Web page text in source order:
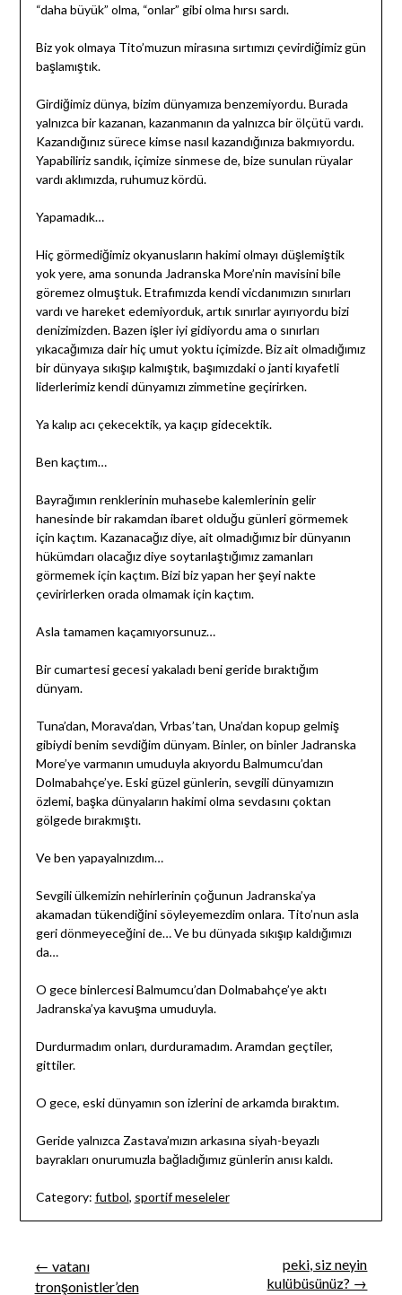
“daha büyük” olma, “onlar” gibi olma hırsı sardı.
Biz yok olmaya Tito’muzun mirasına sırtımızı çevirdiğimiz gün
başlamıştık.
Girdiğimiz dünya, bizim dünyamıza benzemiyordu. Burada
yalnızca bir kazanan, kazanmanın da yalnızca bir ölçütü vardı.
Kazandığınız sürece kimse nasıl kazandığınıza bakmıyordu.
Yapabiliriz sandık, içimize sinmese de, bize sunulan rüyalar
vardı aklımızda, ruhumuz kördü.
Yapamadık…
Hiç görmediğimiz okyanusların hakimi olmayı düşlemiştik
yok yere, ama sonunda Jadranska More’nin mavisini bile
göremez olmuştuk. Etrafımızda kendi vicdanımızın sınırları
vardı ve hareket edemiyorduk, artık sınırlar ayırıyordu bizi
denizimizden. Bazen işler iyi gidiyordu ama o sınırları
yıkacağımıza dair hiç umut yoktu içimizde. Biz ait olmadığımız
bir dünyaya sıkışıp kalmıştık, başımızdaki o janti kıyafetli
liderlerimiz kendi dünyamızı zimmetine geçirirken.
Ya kalıp acı çekecektik, ya kaçıp gidecektik.
Ben kaçtım…
Bayrağımın renklerinin muhasebe kalemlerinin gelir
hanesinde bir rakamdan ibaret olduğu günleri görmemek
için kaçtım. Kazanacağız diye, ait olmadığımız bir dünyanın
hükümdarı olacağız diye soytarılaştığımız zamanları
görmemek için kaçtım. Bizi biz yapan her şeyi nakte
çevirirlerken orada olmamak için kaçtım.
Asla tamamen kaçamıyorsunuz…
Bir cumartesi gecesi yakaladı beni geride bıraktığım
dünyam.
Tuna’dan, Morava’dan, Vrbas’tan, Una’dan kopup gelmiş
gibiydi benim sevdiğim dünyam. Binler, on binler Jadranska
More’ye varmanın umuduyla akıyordu Balmumcu’dan
Dolmabahçe’ye. Eski güzel günlerin, sevgili dünyamızın
özlemi, başka dünyaların hakimi olma sevdasını çoktan
gölgede bırakmıştı.
Ve ben yapayalnızdım…
Sevgili ülkemizin nehirlerinin çoğunun Jadranska’ya
akamadan tükendiğini söyleyemezdim onlara. Tito’nun asla
geri dönmeyeceğini de… Ve bu dünyada sıkışıp kaldığımızı
da…
O gece binlercesi Balmumcu’dan Dolmabahçe’ye aktı
Jadranska’ya kavuşma umuduyla.
Durdurmadım onları, durduramadım. Aramdan geçtiler,
gittiler.
O gece, eski dünyamın son izlerini de arkamda bıraktım.
Geride yalnızca Zastava’mızın arkasına siyah-beyazlı
bayrakları onurumuzla bağladığımız günlerin anısı kaldı.
Category: futbol, sportif meseleler
Yazı
← vatanı
tronşonistler’den
peki, siz neyin
kulübüsünüz? →